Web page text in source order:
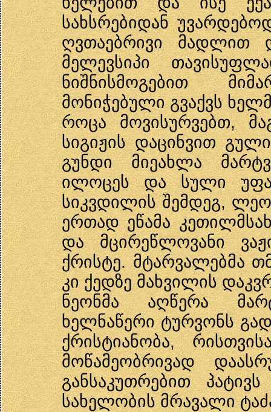
სახსრებიდან
ღვთაებრივი მადლით
მელევსიპი
ნიშნისმოგებით
მონიჭებული გვაქვს
როცა მოვისურვებთ,
სიგიჟის დაცინვით
გუნდი მიეახლა
ილოცეს და სული
სიკვდილის შემდეგ,
ერთად ეწამა
და მცირეწლოვანი
ქრისტე. მტარვალებმა
კი ქედზე მახვილის
ნეონმა აღწერა
ხელნაწერი ტურვონს
ქრისტიანობა,
მოწამეობრივად
განსაკუთრებით
სახელობის მრავალი